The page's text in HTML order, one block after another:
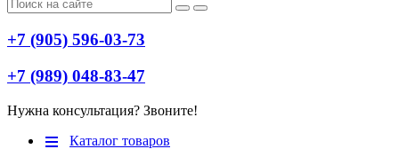
+7 (905) 596-03-73
+7 (989) 048-83-47
Нужна консультация? Звоните!
Меню
Каталог товаров